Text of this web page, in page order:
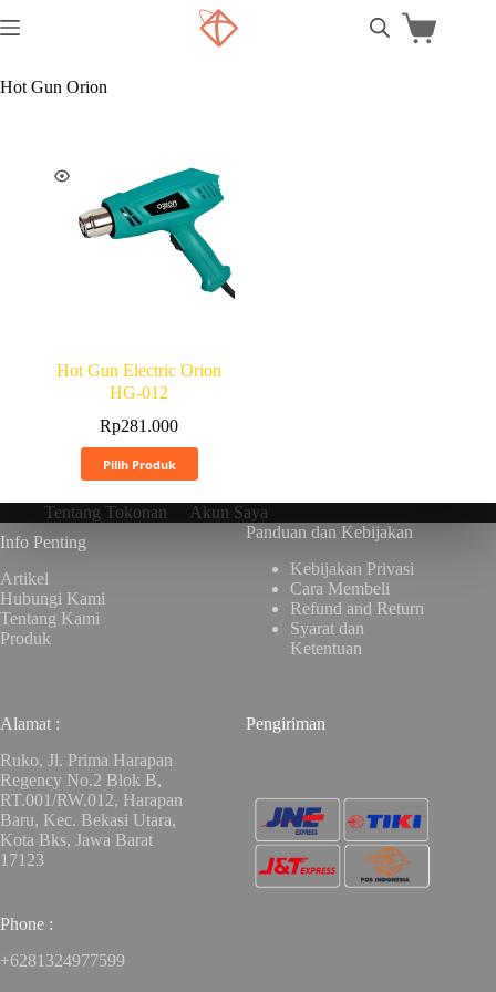
Hot Gun Orion
Hot Gun Electric Orion
HG-012
Rp281.000
Pilih Produk
Tentang Tokonan
Akun Saya
Info Penting
Artikel
Hubungi Kami
Tentang Kami
Produk
Panduan dan Kebijakan
Kebijakan Privasi
Cara Membeli
Refund and Return
Syarat dan
Ketentuan
Alamat :
Ruko, Jl. Prima Harapan
Regency No.2 Blok B,
RT.001/RW.012, Harapan
Baru, Kec. Bekasi Utara,
Kota Bks, Jawa Barat
17123
Phone :
+6281324977599
Pengiriman